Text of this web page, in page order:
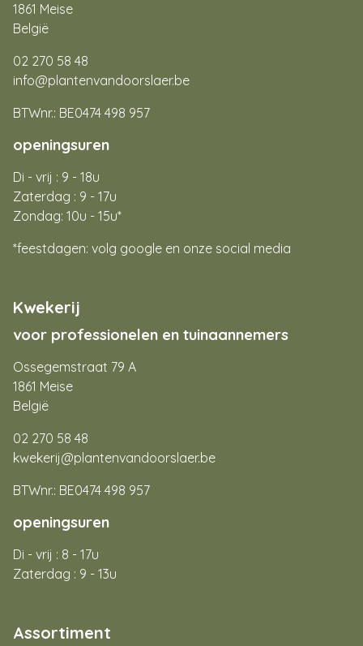
1861 Meise
België
02 270 58 48
info@plantenvandoorslaer.be
BTWnr.: BE0474 498 957
openingsuren
Di - vrij : 9 - 18u
Zaterdag : 9 - 17u
Zondag: 10u - 15u*
*feestdagen: volg google en onze social media
Kwekerij
voor professionelen en tuinaannemers
Ossegemstraat 79 A
1861 Meise
België
02 270 58 48
kwekerij@plantenvandoorslaer.be
BTWnr.: BE0474 498 957
openingsuren
Di - vrij : 8 - 17u
Zaterdag : 9 - 13u
Assortiment